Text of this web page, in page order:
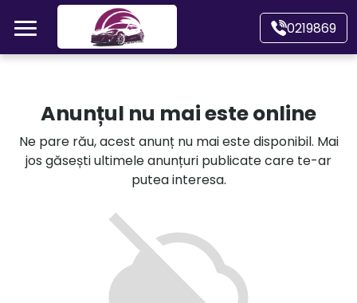
Mergi direct la conținutul principal
0219869
Autoturisme
Motociclete
Autoutilitare
Alte tipuri vehicule
Anunțul nu mai este online
Ne pare rău, acest anunț nu mai este disponibil. Mai
jos găsești ultimele anunțuri publicate care te-ar
putea interesa.